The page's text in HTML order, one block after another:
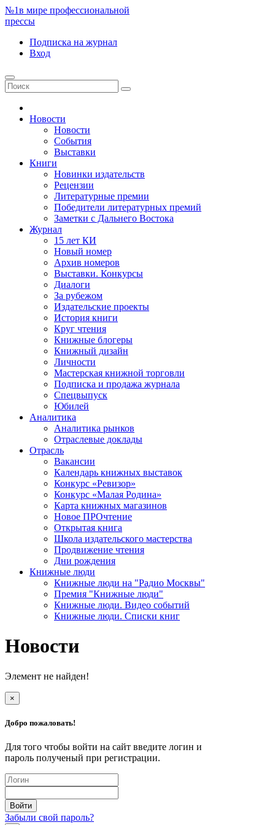
№1в мире профессиональной
прессы
Подписка на журнал
Вход
Новости
Новости
События
Выставки
Книги
Новинки издательств
Рецензии
Литературные премии
Победители литературных премий
Заметки с Дальнего Востока
Журнал
15 лет КИ
Новый номер
Архив номеров
Выставки. Конкурсы
Диалоги
За рубежом
Издательские проекты
История книги
Круг чтения
Книжные блогеры
Книжный дизайн
Личности
Мастерская книжной торговли
Подписка и продажа журнала
Спецвыпуск
Юбилей
Аналитика
Аналитика рынков
Отраслевые доклады
Отрасль
Вакансии
Календарь книжных выставок
Конкурс «Ревизор»
Конкурс «Малая Родина»
Карта книжных магазинов
Новое ПРОчтение
Открытая книга
Школа издательского мастерства
Продвижение чтения
Дни рождения
Книжные люди
Книжные люди на "Радио Москвы"
Премия "Книжные люди"
Книжные люди. Видео событий
Книжные люди. Списки книг
Новости
Элемент не найден!
×
Добро пожаловать!
Для того чтобы войти на сайт введите логин и
пароль полученый при регистрации.
Забыли свой пароль?